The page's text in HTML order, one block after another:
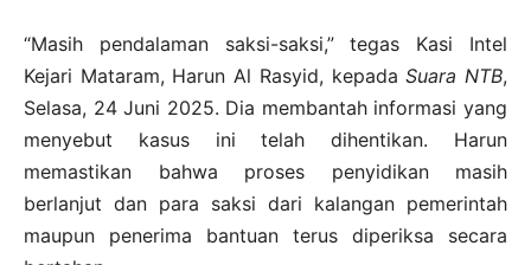
“Masih pendalaman saksi-saksi,” tegas Kasi Intel
Kejari Mataram, Harun Al Rasyid, kepadaSuara NTB,
Selasa, 24 Juni 2025. Dia membantah informasi yang
menyebut kasus ini telah dihentikan. Harun
memastikan bahwa proses penyidikan masih
berlanjut dan para saksi dari kalangan pemerintah
maupun penerima bantuan terus diperiksa secara